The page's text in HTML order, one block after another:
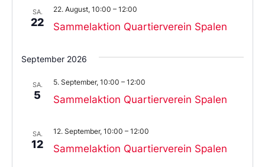
SA.
22 Sammelaktion Quartierverein Spalen
22. August, 10:00 – 12:00
September 2026
SA.
5 Sammelaktion Quartierverein Spalen
5. September, 10:00 – 12:00
SA.
12 Sammelaktion Quartierverein Spalen
12. September, 10:00 – 12:00